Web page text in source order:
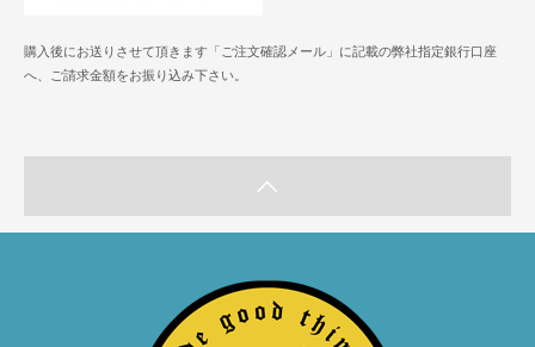
購入後にお送りさせて頂きます「ご注文確認メール」に記載の弊社指定銀行口座
へ、ご請求金額をお振り込み下さい。